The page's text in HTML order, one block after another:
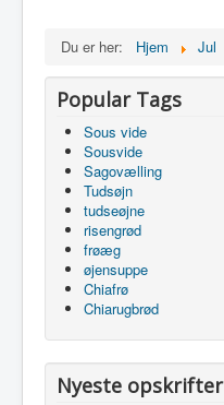
Du er her: Hjem Jul
Popular Tags
Sous vide
Sousvide
Sagovælling
Tudsøjn
tudseøjne
risengrød
frøæg
øjensuppe
Chiafrø
Chiarugbrød
Nyeste opskrifter